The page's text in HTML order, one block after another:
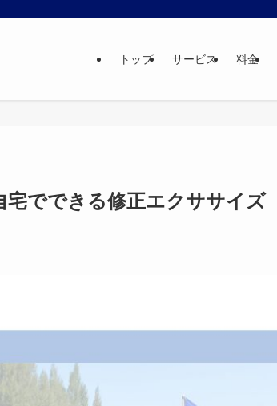
トップ サービス 料金
でできる修正エクササイズ